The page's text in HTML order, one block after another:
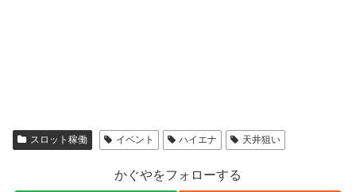
スロット稼働 イベント ハイエナ 天井狙い
かぐやをフォローする